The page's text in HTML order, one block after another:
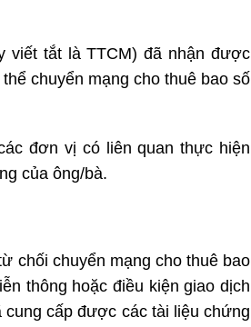
viết tắt là TTCM) đã nhận được
chuyển mạng cho thuê bao số
đơn vị có liên quan thực hiện
của ông/bà.
chối chuyển mạng cho thuê bao
thông hoặc điều kiện giao dịch
cung cấp được các tài liệu chứng